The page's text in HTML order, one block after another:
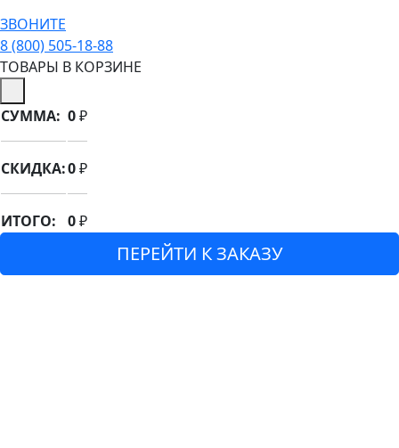
ЗВОНИТЕ
8 (800) 505-18-88
ТОВАРЫ В КОРЗИНЕ
СУММА: 0₽
СКИДКА:0₽
ИТОГО: 0₽
ПЕРЕЙТИ К ЗАКАЗУ